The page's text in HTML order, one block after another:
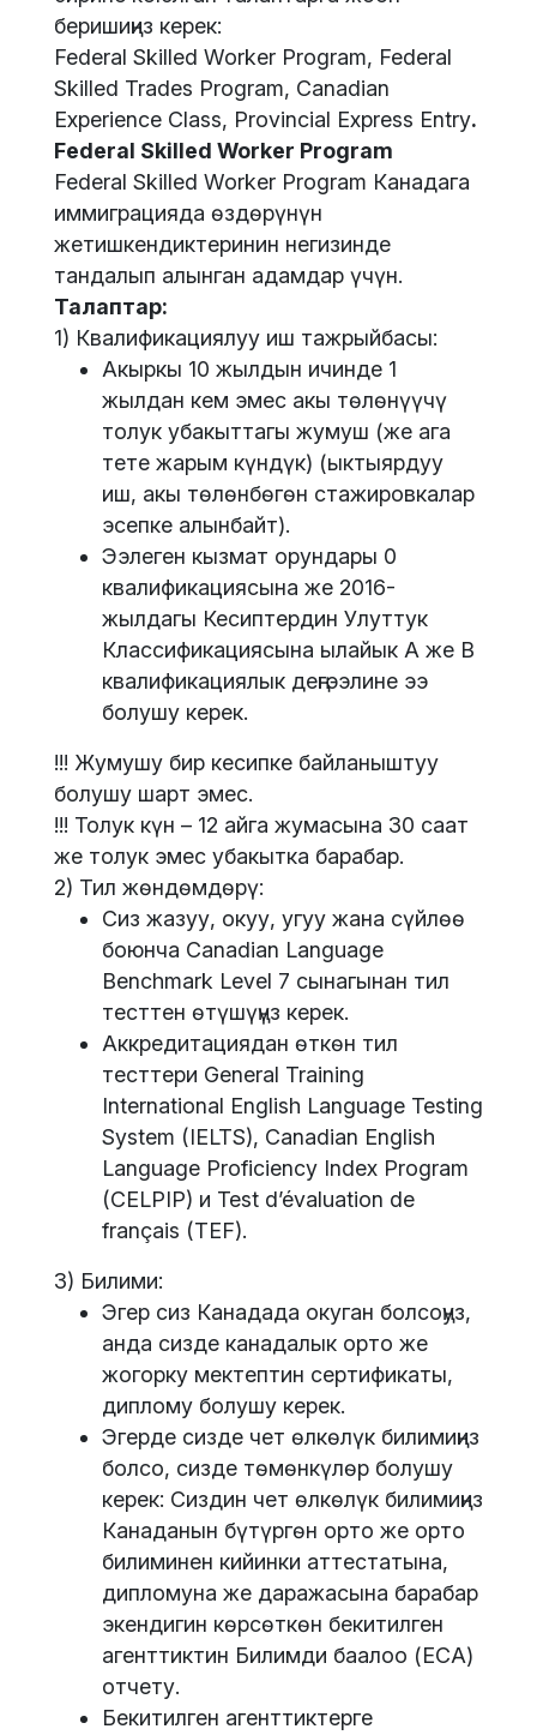
беришиңиз керек:
Federal Skilled Worker Program, Federal
Skilled Trades Program, Canadian
Experience Class, Provincial Express Entry.
Federal Skilled Worker Program
Federal Skilled Worker Program Канадага
иммиграцияда өздөрүнүн
жетишкендиктеринин негизинде
тандалып алынган адамдар үчүн.
Талаптар:
1) Квалификациялуу иш тажрыйбасы:
Акыркы 10 жылдын ичинде 1
жылдан кем эмес акы төлөнүүчү
толук убакыттагы жумуш (же ага
тете жарым күндүк) (ыктыярдуу
иш, акы төлөнбөгөн стажировкалар
эсепке алынбайт).
Ээлеген кызмат орундары 0
квалификациясына же 2016-
жылдагы Кесиптердин Улуттук
Классификациясына ылайык А же В
квалификациялык деңгээлине ээ
болушу керек.
!!! Жумушу бир кесипке байланыштуу
болушу шарт эмес.
!!! Толук күн – 12 айга жумасына 30 саат
же толук эмес убакытка барабар.
2) Тил жөндөмдөрү:
Сиз жазуу, окуу, угуу жана сүйлөө
боюнча Canadian Language
Benchmark Level 7 сынагынан тил
тесттен өтүшүңүз керек.
Аккредитациядан өткөн тил
тесттери General Training
International English Language Testing
System (IELTS), Canadian English
Language Proficiency Index Program
(CELPIP) и Test d’évaluation de
français (TEF).
3) Билими:
Эгер сиз Канадада окуган болсоңуз,
анда сизде канадалык орто же
жогорку мектептин сертификаты,
диплому болушу керек.
Эгерде сизде чет өлкөлүк билимиңиз
болсо, сизде төмөнкүлөр болушу
керек: Сиздин чет өлкөлүк билимиңиз
Канаданын бүтүргөн орто же орто
билиминен кийинки аттестатына,
дипломуна же даражасына барабар
экендигин көрсөткөн бекитилген
агенттиктин Билимди баалоо (ECA)
отчету.
Бекитилген агенттиктерге